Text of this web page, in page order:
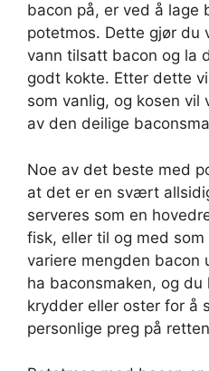
bacon på, er ved å lage
potetmos. Dette gjør du
vann tilsatt bacon og la
godt kokte. Etter dette
som vanlig, og kosen
av den deilige
Noe av det beste med
at det er en svært
serveres som en
fisk, eller til og med
variere mengden bacon
ha baconsmaken, og
krydder eller oster for å
personlige preg på